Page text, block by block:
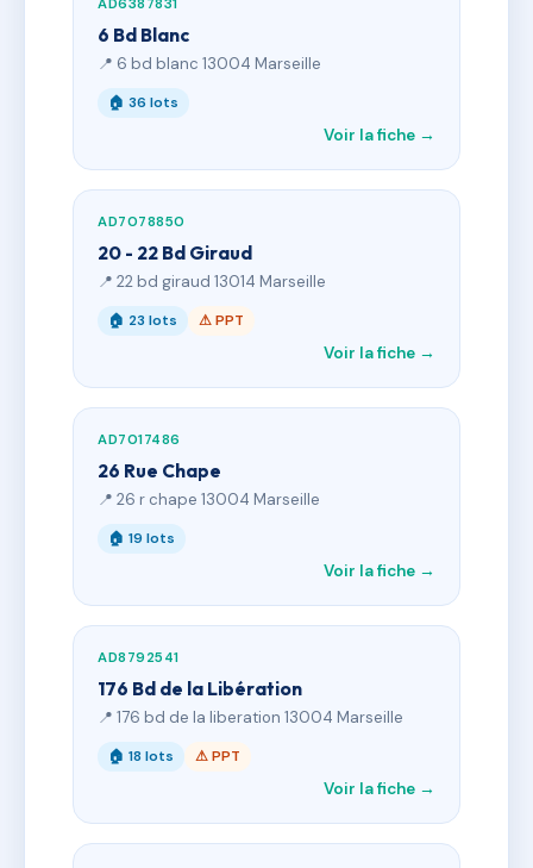
AD6387831
6 Bd Blanc
📍 6 bd blanc 13004 Marseille
🏠 36 lots
Voir la fiche →
AD7078850
20 - 22 Bd Giraud
📍 22 bd giraud 13014 Marseille
🏠 23 lots ⚠ PPT
Voir la fiche →
AD7017486
26 Rue Chape
📍 26 r chape 13004 Marseille
🏠 19 lots
Voir la fiche →
AD8792541
176 Bd de la Libération
📍 176 bd de la liberation 13004 Marseille
🏠 18 lots ⚠ PPT
Voir la fiche →